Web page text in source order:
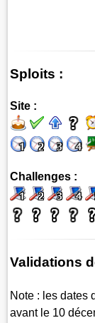
Sploits :
Site :
Challenges :
Validations
Note : les dates
avant le 10